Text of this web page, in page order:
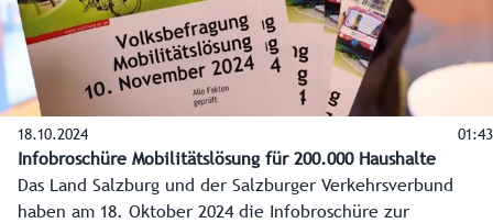
18.10.2024 01:43
Infobroschüre Mobilitätslösung für 200.000 Haushalte
Das Land Salzburg und der Salzburger Verkehrsverbund
haben am 18. Oktober 2024 die Infobroschüre zur